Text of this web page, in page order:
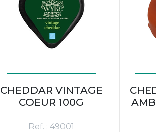
CHEDDAR VINTAGE
COEUR 100G
Ref. : 49001